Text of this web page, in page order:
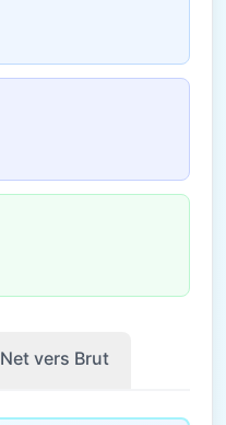
Net vers Brut